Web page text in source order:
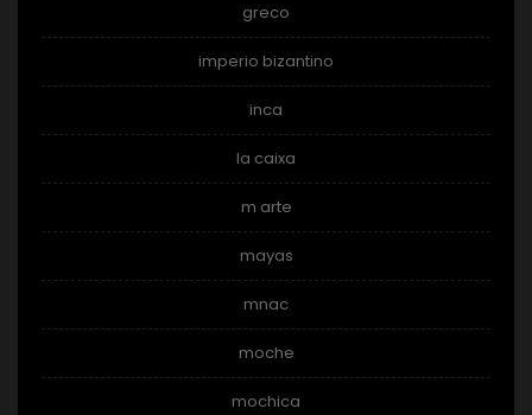
greco
imperio bizantino
inca
la caixa
m arte
mayas
mnac
moche
mochica